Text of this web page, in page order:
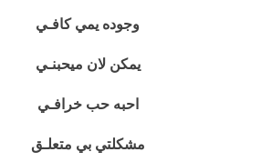
وجوده يمي كافـي
يمكن لان ميحبنـي
احبه حب خرافـي
مشكلتي بي متعلـق